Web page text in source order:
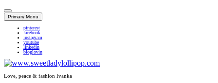
Primary Menu
pinterest
facebook
instagram
youtube
linkedin
bloglovin
Love, peace & fashion Ivanka